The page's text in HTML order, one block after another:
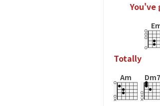
You've
Totally
Am Dm7